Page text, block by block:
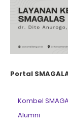
Portal
Kombel
Alumni